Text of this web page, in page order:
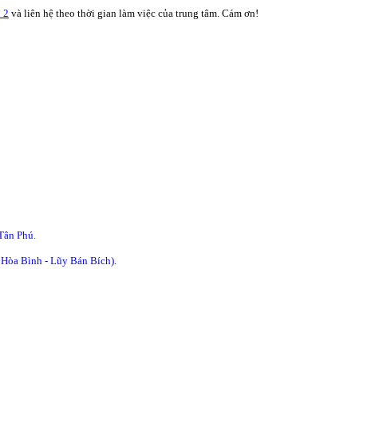
2 và liên hệ theo thời gian làm việc của trung tâm. Cám ơn!
Phú.
Hòa Bình - Lũy Bán Bích).